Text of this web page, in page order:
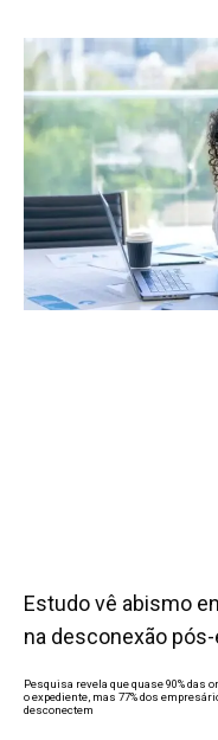
Estudo vê abismo
na desconexão
Pesquisa revela que quase 90% das
o expediente, mas 77% dos
desconectem